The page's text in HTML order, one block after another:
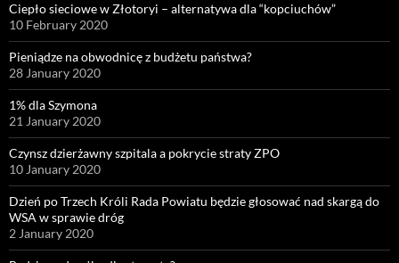
Ciepło sieciowe w Złotoryi – alternatywa dla “kopciuchów”
10 February 2020
Pieniądze na obwodnicę z budżetu państwa?
28 January 2020
1% dla Szymona
21 January 2020
Czynsz dzierżawny szpitala a pokrycie straty ZPO
10 January 2020
Dzień po Trzech Króli Rada Powiatu będzie głosować nad skargą do
WSA w sprawie dróg
2 January 2020